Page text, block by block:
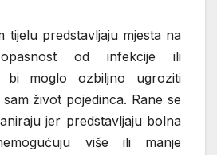
tijelu predstavljaju mjesta na
od infekcije ili
bi moglo ozbiljno ugroziti
život pojedinca. Rane se
jer predstavljaju bolna
više ili manje